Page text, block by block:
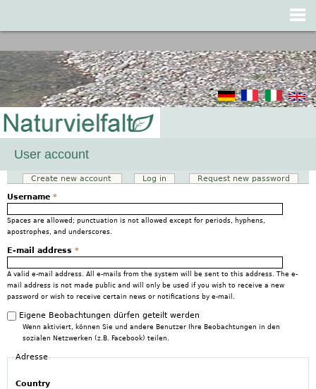
User account
Primary tabs
Create new account (active tab)Log in
Request new password
Username *
Spaces are allowed; punctuation is not allowed except for periods, hyphens,
apostrophes, and underscores.
E-mail address *
A valid e-mail address. All e-mails from the system will be sent to this address. The e-
mail address is not made public and will only be used if you wish to receive a new
password or wish to receive certain news or notifications by e-mail.
Eigene Beobachtungen dürfen geteilt werden
Wenn aktiviert, können Sie und andere Benutzer Ihre Beobachtungen in den
sozialen Netzwerken (z.B. Facebook) teilen.
Adresse
Country